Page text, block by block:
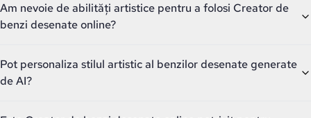
Am nevoie de abilități artistice pentru a folosi Creator de
benzi desenate online?
Pot personaliza stilul artistic al benzilor desenate generate
de AI?